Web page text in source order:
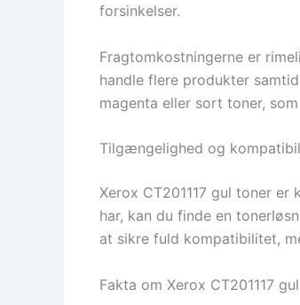
forsinkelser.
Fragtomkostningerne er
handle flere produkter
magenta eller sort toner,
Tilgængelighed og
Xerox CT201117 gul toner
har, kan du finde en
at sikre fuld kompatibilitet,
Fakta om Xerox CT201117